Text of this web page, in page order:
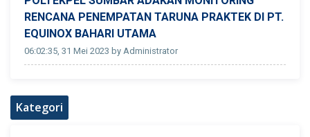
RENCANA PENEMPATAN TARUNA PRAKTEK DI PT.
EQUINOX BAHARI UTAMA
06:02:35, 31 Mei 2023 by Administrator
Kategori